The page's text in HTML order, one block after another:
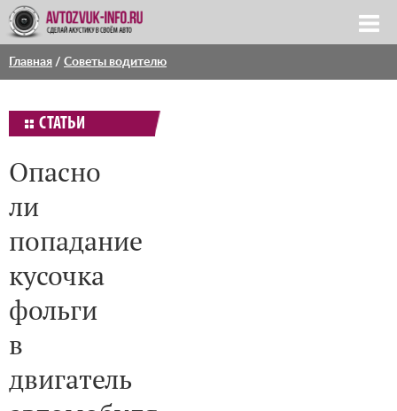
Главная / Советы водителю
СТАТЬИ
Опасно
ли
попадание
кусочка
фольги
в
двигатель